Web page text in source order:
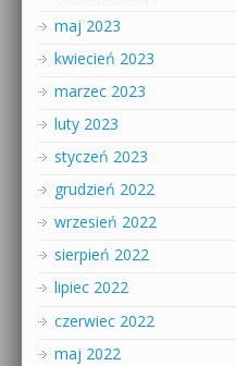
maj 2023
kwiecień 2023
marzec 2023
luty 2023
styczeń 2023
grudzień 2022
wrzesień 2022
sierpień 2022
lipiec 2022
czerwiec 2022
maj 2022